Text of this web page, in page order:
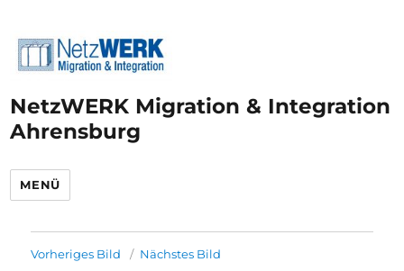
NetzWERK Migration & Integration
Ahrensburg
MENÜ
Vorheriges Bild Nächstes Bild